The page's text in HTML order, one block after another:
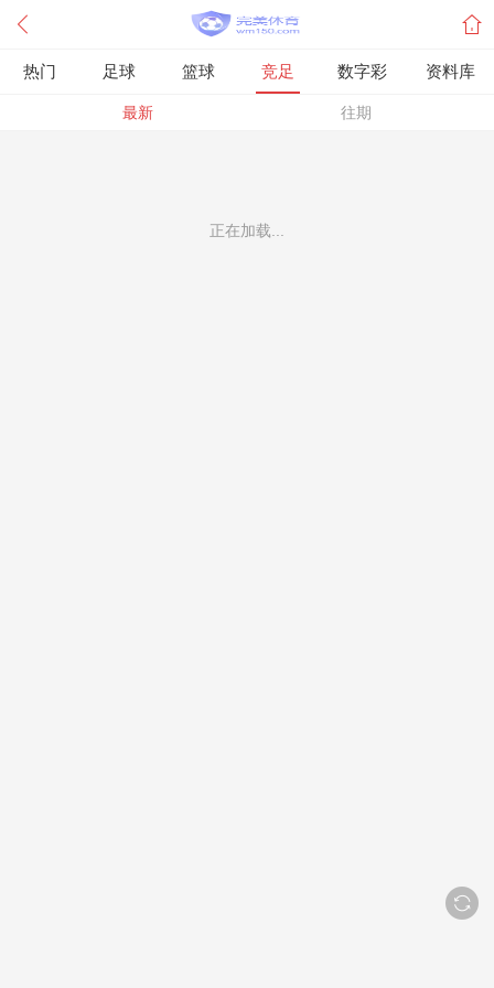
热门 足球 篮球 竞足 数字彩 资料库
最新 往期
正在加载...